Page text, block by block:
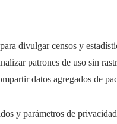
divulgar censos y
patrones de uso sin
datos agregados de
y parámetros de